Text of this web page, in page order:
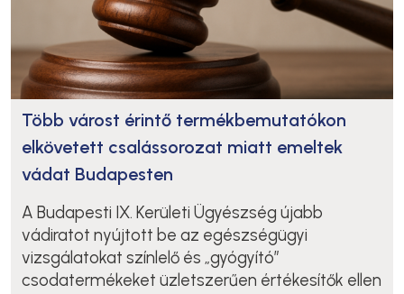
Több várost érintő termékbemutatókon
elkövetett csalássorozat miatt emeltek
vádat Budapesten
A Budapesti IX. Kerületi Ügyészség újabb
vádiratot nyújtott be az egészségügyi
vizsgálatokat színlelő és „gyógyító”
csodatermékeket üzletszerűen értékesítők ellen